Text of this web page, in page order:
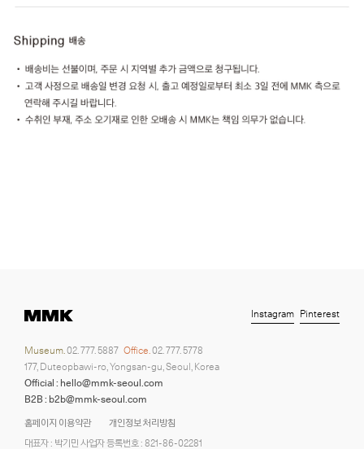
홈페이지 이용약관
개인정보 처리방침
대표자 : 박기민 사업자 등록번호 : 821-86-02281
Museum.02. 777. 5887 Office.02. 777. 5778
177, Duteopbawi-ro, Yongsan-gu, Seoul, Korea
Official : hello@mmk-seoul.com
B2B : b2b@mmk-seoul.com
Instagram Pinterest